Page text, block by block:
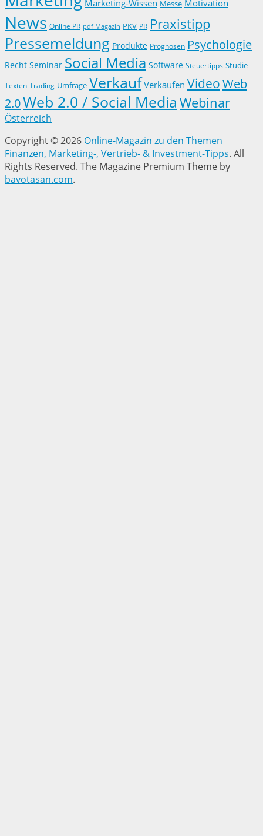
Marketing-Wissen Messe Motivation
News Online PR pdf Magazin PKV PR Praxistipp
Pressemeldung Produkte Prognosen Psychologie
Recht Seminar Social Media Software Steuertipps Studie
Texten Trading Umfrage Verkauf Verkaufen VideoWeb
2.0Web 2.0 / Social Media Webinar
Österreich
Copyright © 2026 Online-Magazin zu den Themen
Finanzen, Marketing-, Vertrieb- & Investment-Tipps. All
Rights Reserved. The Magazine Premium Theme by
bavotasan.com.